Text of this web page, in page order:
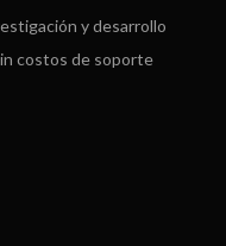
y desarrollo
costos de soporte